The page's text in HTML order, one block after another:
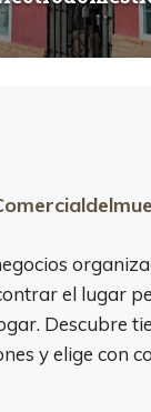
el lugar
Descubre
y elige con